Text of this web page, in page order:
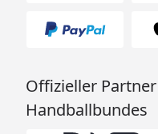
Offizieller
Handballbundes